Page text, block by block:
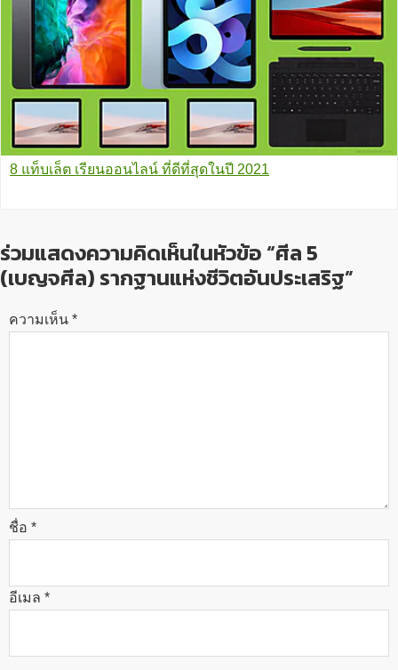
8 แท็บเล็ต เรียนออนไลน์ ที่ดีที่สุดในปี 2021
ร่วมแสดงความคิดเห็นในหัวข้อ “ศีล 5
(เบญจศีล) รากฐานแห่งชีวิตอันประเสริฐ”
ความเห็น *
ชื่อ *
อีเมล *